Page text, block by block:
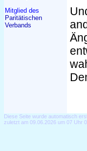
Mitglied des
Paritätischen
Verbands
Diese Seite wurde automatisch
zuletzt am 09.06.2026 um 07 Uhr